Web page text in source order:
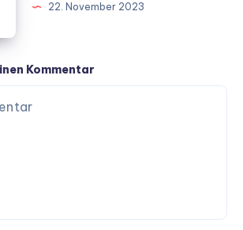
22. November 2023
Kommentar